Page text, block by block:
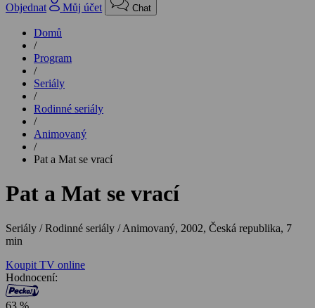
Objednat
Můj účet Chat
Domů
/
Program
/
Seriály
/
Rodinné seriály
/
Animovaný
/
Pat a Mat se vrací
Pat a Mat se vrací
Seriály / Rodinné seriály / Animovaný, 2002, Česká republika, 7
min
Koupit TV online
Hodnocení:
63 %